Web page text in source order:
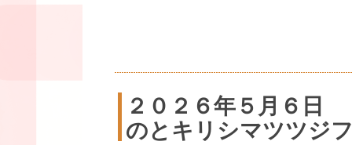
２０２６年５月６日
のとキリシマツツジ